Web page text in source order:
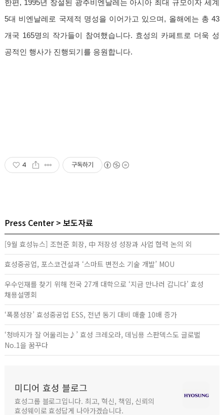
한편, 1995년 창설된 광주비엔날레는 아시아 최대 규모이자 세계
5대 비엔날레로 국제적 명성을 이어가고 있으며, 올해에는 총 43
개국 165명의 작가들이 참여했습니다. 효성의 카페트로 더욱 성
공적인 행사가 진행되기를 응원합니다.
4 구독하기
Press Center 보도자료
[9월 효성뉴스] 조현준 회장, 中 저장성 성장과 사업 협력 논의 외
효성중공업, 포스코건설과 ‘스마트 변전소 기술 개발’ MOU
우수인재를 찾기 위해 전국 27개 대학으로 ‘지금 만나러 갑니다’ 효성
채용설명회
‘폭풍성장’ 효성중공업 ESS, 전년 동기 대비 매출 10배 증가
‘청바지가 잘 어울리는♪’ 효성 크레오라, 데님용 스판덱스도 글로벌
No.1을 꿈꾸다
미디어 효성 블로그
효성그룹 블로그입니다. 최고, 혁신, 책임, 신뢰의
효성웨이로 효성답게 나아가겠습니다.